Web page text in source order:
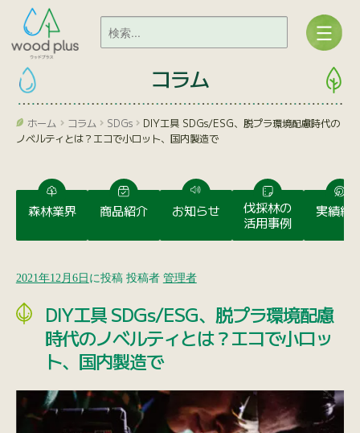
コラム
ホーム コラム SDGs
DIY工具 SDGs/ESG、脱プラ環境配慮時代の
ノベルティとは？エコで小ロット、国内製造で
森林業界 商品紹介 お知らせ
伐採林の
活用事例
実績紹
2021年12月6日 に投稿 投稿者 管理者
DIY工具 SDGs/ESG、脱プラ環境配慮
時代のノベルティとは？エコで小ロッ
ト、国内製造で